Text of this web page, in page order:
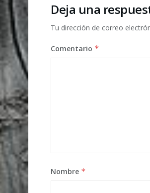
Deja una
Tu dirección de correo
Comentario *
Nombre *